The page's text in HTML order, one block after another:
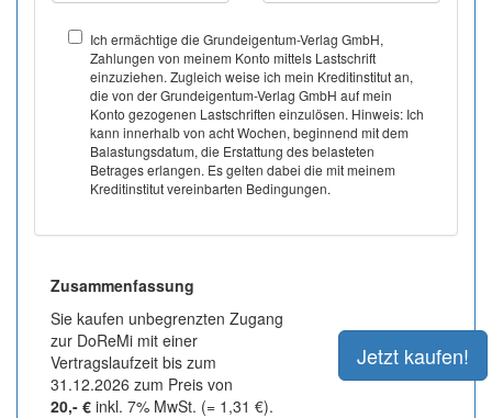
Ich ermächtige die Grundeigentum-Verlag GmbH,
Zahlungen von meinem Konto mittels Lastschrift
einzuziehen. Zugleich weise ich mein Kreditinstitut an,
die von der Grundeigentum-Verlag GmbH auf mein
Konto gezogenen Lastschriften einzulösen. Hinweis: Ich
kann innerhalb von acht Wochen, beginnend mit dem
Balastungsdatum, die Erstattung des belasteten
Betrages erlangen. Es gelten dabei die mit meinem
Kreditinstitut vereinbarten Bedingungen.
Zusammenfassung
Sie kaufen unbegrenzten Zugang
zur DoReMi mit einer
Vertragslaufzeit bis zum
31.12.2026 zum Preis von
20,- € inkl. 7% MwSt. (= 1,31 €).